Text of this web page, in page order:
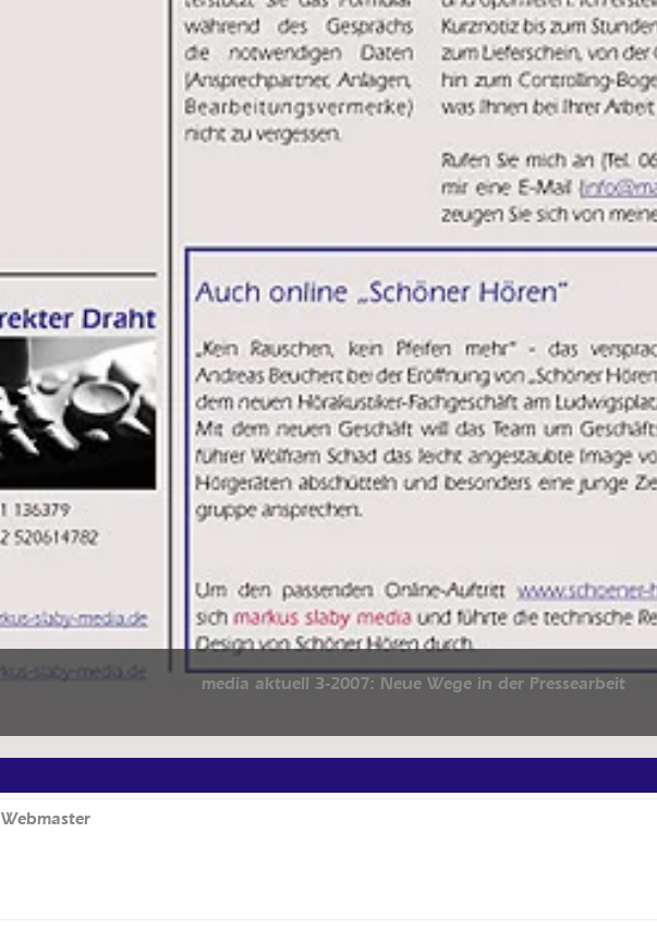
media aktuell 3-2007: Neue Wege in der Pressearbeit
Webmaster